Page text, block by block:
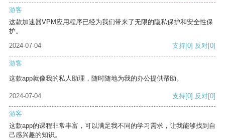
游客
这款加速器VPM应用程序已经为我们带来了无限的隐私保护和安全性保
护。
2024-07-04
支持[0] 反对[0]
游客
这款app就像我的私人助理，随时随地为我的办公提供帮助。
2024-07-04 支持[0] 反对[0]
游客
这款app的课程非常丰富，可以满足我不同的学习需求，让我能够找到自
己感兴趣的知识。